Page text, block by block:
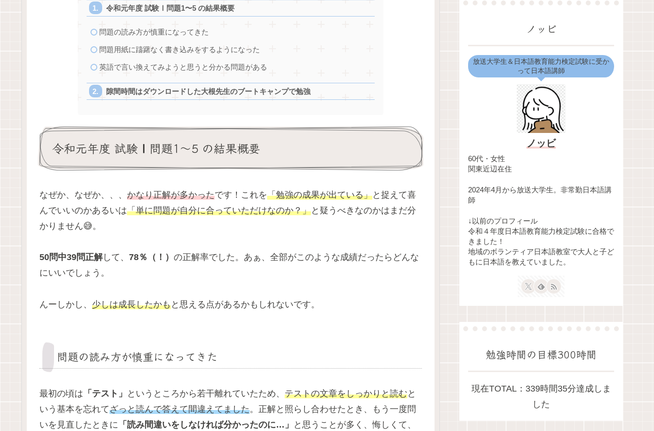
令和元年度 試験Ⅰ問題1〜5 の結果概要
問題の読み方が慎重になってきた
問題用紙に躊躇なく書き込みをするようになった
英語で言い換えてみようと思うと分かる問題がある
隙間時間はダウンロードした大根先生のブートキャンプで勉強
令和元年度 試験Ⅰ問題1〜5 の結果概要
なぜか、なぜか、、、 かなり正解が多かったです！これを「勉強の成果が出ている」と捉えて喜
んでいいのかあるいは「単に問題が自分に合っていただけなのか？」と疑うべきなのかはまだ分
かりません😅。
50問中39問正解して、 78％（！） の正解率でした。あぁ、全部がこのような成績だったらどんな
にいいでしょう。
んーしかし、 少しは成長したかもと思える点があるかもしれないです。
問題の読み方が慎重になってきた
最初の頃は 「テスト」 というところから若干離れていたため、 テストの文章をしっかりと読むと
いう基本を忘れてざっと読んで答えて間違えてました。正解と照らし合わせたとき、もう一度問
いを見直したときに 「読み間違いをしなければ分かったのに…」
と思うことが多く、悔しくて、
ノッビ
放送大学生＆日本語教育能力検定試験に受か
って日本語講師
ノッビ
60代・女性
関東近辺在住
2024年4月から放送大学生。非常勤日本語講
師
↓以前のプロフィール
令和４年度日本語教育能力検定試験に合格で
きました！
地域のボランティア日本語教室で大人と子ど
もに日本語を教えていました。
勉強時間の目標300時間
現在TOTAL：339時間35分達成しま
した